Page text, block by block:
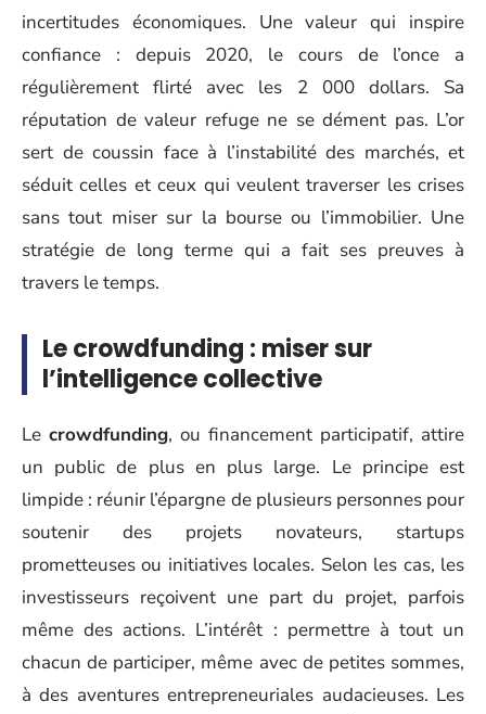
incertitudes économiques. Une valeur qui inspire
confiance : depuis 2020, le cours de l’once a
régulièrement flirté avec les 2 000 dollars. Sa
réputation de valeur refuge ne se dément pas. L’or
sert de coussin face à l’instabilité des marchés, et
séduit celles et ceux qui veulent traverser les crises
sans tout miser sur la bourse ou l’immobilier. Une
stratégie de long terme qui a fait ses preuves à
travers le temps.
Le crowdfunding : miser sur
l’intelligence collective
Le crowdfunding, ou financement participatif, attire
un public de plus en plus large. Le principe est
limpide : réunir l’épargne de plusieurs personnes pour
soutenir des projets novateurs, startups
prometteuses ou initiatives locales. Selon les cas, les
investisseurs reçoivent une part du projet, parfois
même des actions. L’intérêt : permettre à tout un
chacun de participer, même avec de petites sommes,
à des aventures entrepreneuriales audacieuses. Les